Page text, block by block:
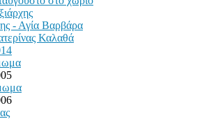
- Αγία Βαρβάρα
Καλαθά